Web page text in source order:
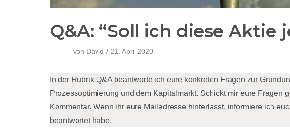
Q&A: “Soll ich diese Aktie
von David 21. April 2020
In der Rubrik Q&A beantworte ich eure konkreten Fragen zur
Prozessoptimierung und dem Kapitalmarkt. Schickt mir eure Fragen
Kommentar. Wenn ihr eure Mailadresse hinterlasst, informiere ich
beantwortet habe.